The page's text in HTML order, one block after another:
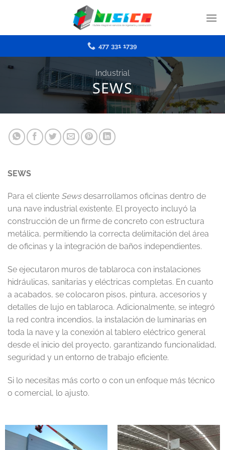
477 331 1739
Industrial
SEWS
SEWS
Para el cliente Sewsdesarrollamos oficinas dentro de
una nave industrial existente. El proyecto incluyó la
construcción de un firme de concreto con estructura
metálica, permitiendo la correcta delimitación del área
de oficinas y la integración de baños independientes.
Se ejecutaron muros de tablaroca con instalaciones
hidráulicas, sanitarias y eléctricas completas. En cuanto
a acabados, se colocaron pisos, pintura, accesorios y
detalles de lujo en tablaroca. Adicionalmente, se integró
la red contra incendios, la instalación de luminarias en
toda la nave y la conexión al tablero eléctrico general
desde el inicio del proyecto, garantizando funcionalidad,
seguridad y un entorno de trabajo eficiente.
Si lo necesitas más corto o con un enfoque más técnico
o comercial, lo ajusto.